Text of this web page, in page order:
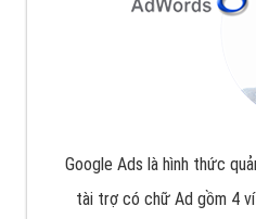
Google Ads là hình thức
tài trợ có chữ Ad gồm 4